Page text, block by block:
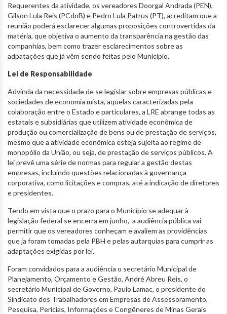
Requerentes da atividade, os vereadores Doorgal Andrada (PEN),
Gilson Lula Reis (PCdoB) e Pedro Lula Patrus (PT), acreditam que a
reunião poderá esclarecer algumas proposições controvertidas da
matéria, que objetiva o aumento da transparência na gestão das
companhias, bem como trazer esclarecimentos sobre as
adpatações que já vêm sendo feitas pelo Município.
Lei de Responsabilidade
Advinda da necessidade de se legislar sobre empresas públicas e
sociedades de economia mista, aquelas caracterizadas pela
colaboração entre o Estado e particulares, a LRE abrange todas as
estatais e subsidiárias que utilizem atividade econômica de
produção ou comercialização de bens ou de prestação de serviços,
mesmo que a atividade econômica esteja sujeita ao regime de
monopólio da União, ou seja, de prestação de serviços públicos. A
lei prevê uma série de normas para regular a gestão destas
empresas, incluindo questões relacionadas à governança
corporativa, como licitações e compras, até a indicação de diretores
e presidentes.
Tendo em vista que o prazo para o Município se adequar à
legislação federal se encerra em junho, a audiência pública vai
permitir que os vereadores conheçam e avaliem as providências
que ja foram tomadas pela PBH e pelas autarquias para cumprir as
adaptações exigidas por lei.
Foram convidados para a audiência o secretário Municipal de
Planejamento, Orçamento e Gestão, André Abreu Reis, o
secretário Municipal de Governo, Paulo Lamac, o presidente do
Sindicato dos Trabalhadores em Empresas de Assessoramento,
Pesquisa, Perícias, Informações e Congêneres de Minas Gerais